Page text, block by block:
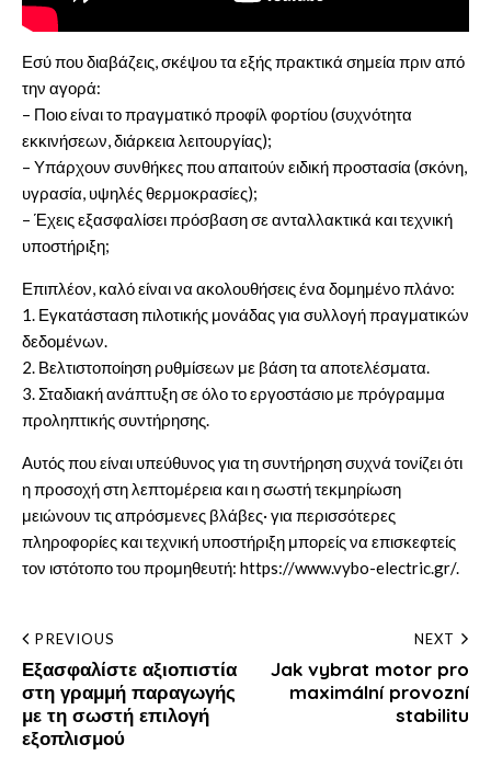
Εσύ που διαβάζεις, σκέψου τα εξής πρακτικά σημεία πριν από
την αγορά:
– Ποιο είναι το πραγματικό προφίλ φορτίου (συχνότητα
εκκινήσεων, διάρκεια λειτουργίας);
– Υπάρχουν συνθήκες που απαιτούν ειδική προστασία (σκόνη,
υγρασία, υψηλές θερμοκρασίες);
– Έχεις εξασφαλίσει πρόσβαση σε ανταλλακτικά και τεχνική
υποστήριξη;
Επιπλέον, καλό είναι να ακολουθήσεις ένα δομημένο πλάνο:
1. Εγκατάσταση πιλοτικής μονάδας για συλλογή πραγματικών
δεδομένων.
2. Βελτιστοποίηση ρυθμίσεων με βάση τα αποτελέσματα.
3. Σταδιακή ανάπτυξη σε όλο το εργοστάσιο με πρόγραμμα
προληπτικής συντήρησης.
Αυτός που είναι υπεύθυνος για τη συντήρηση συχνά τονίζει ότι
η προσοχή στη λεπτομέρεια και η σωστή τεκμηρίωση
μειώνουν τις απρόσμενες βλάβες· για περισσότερες
πληροφορίες και τεχνική υποστήριξη μπορείς να επισκεφτείς
τον ιστότοπο του προμηθευτή: https://www.vybo-electric.gr/.
Post
navigation
PREVIOUS
Εξασφαλίστε αξιοπιστία
στη γραμμή παραγωγής
με τη σωστή επιλογή
εξοπλισμού
NEXT
Jak vybrat motor pro
maximální provozní
stabilitu